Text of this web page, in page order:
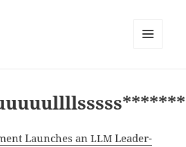
Laun­ches anLLM Lea­der­